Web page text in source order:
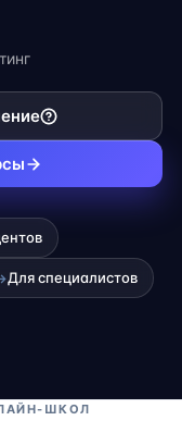
Для специалистов
ШКОЛ